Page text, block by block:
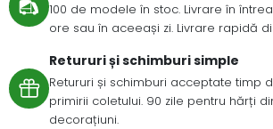
100 de modele în stoc. Livrare în
ore sau în aceeași zi. Livrare rapidă
Retururi și schimburi simple
Retururi și schimburi acceptate timp
primirii coletului. 90 zile pentru hărți
decorațiuni.